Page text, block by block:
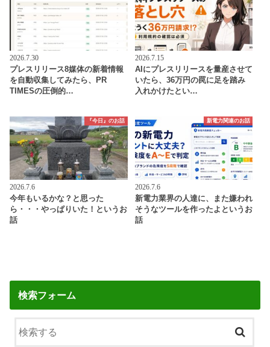
2026.7.30
プレスリリース8媒体の新着情報
を自動収集してみたら、PR
TIMESの圧倒的…
2026.7.15
AIにプレスリリースを量産させて
いたら、36万円の罠に足を踏み
入れかけたとい…
『今日』のお話
2026.7.6
今年もいるかな？と思った
ら・・・やっぱりいた！というお
話
新電力関連のお話
2026.7.6
新電力業界の人達に、また嫌われ
そうなツールを作ったよというお
話
検索フォーム